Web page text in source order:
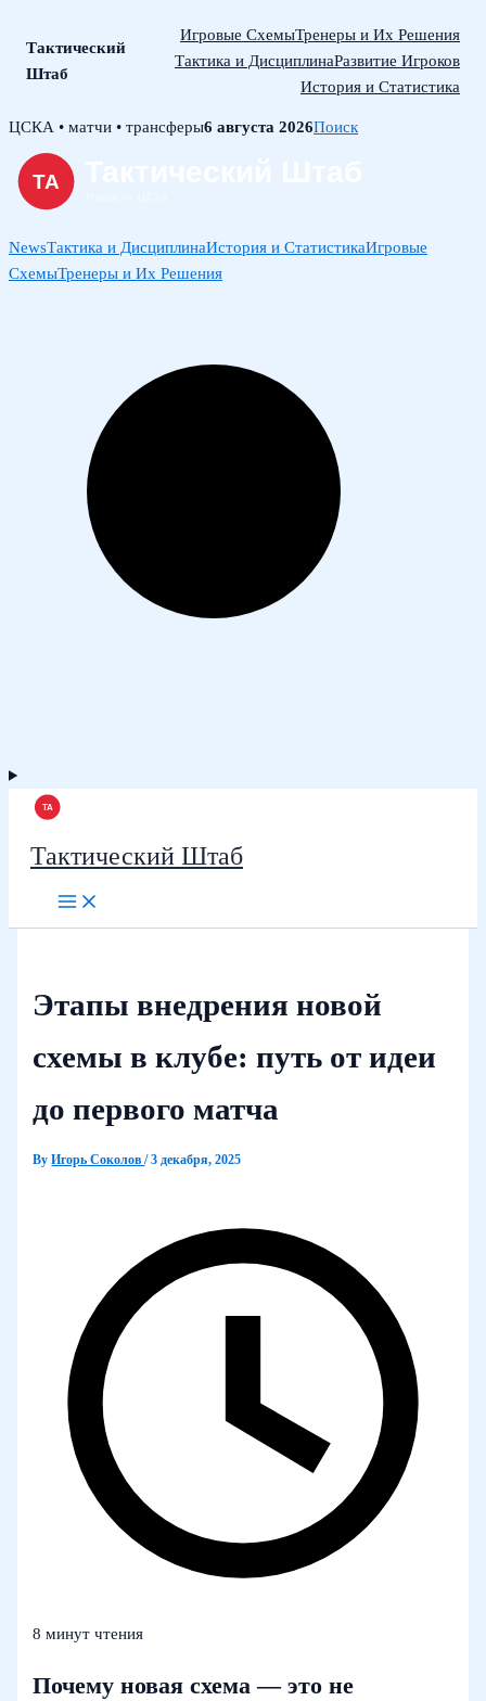
Тактический
Штаб
Игровые СхемыТренеры и Их Решения
Тактика и ДисциплинаРазвитие Игроков
История и Статистика
Skip
content
ЦСКА • матчи • трансферы6 августа 2026Поиск
NewsТактика и ДисциплинаИстория и СтатистикаИгровые
СхемыТренеры и Их Решения
Тактический Штаб
Этапы внедрения новой
схемы в клубе: путь от идеи
до первого матча
ByИгорь Соколов/3 декабря, 2025
8 минут чтения
Почему новая схема — это не